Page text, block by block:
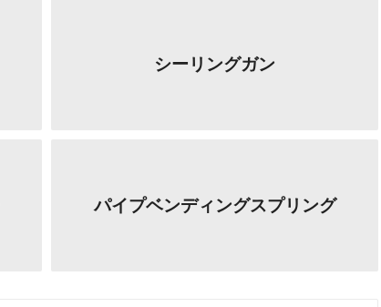
シーリングガン
パイプベンディングスプリング